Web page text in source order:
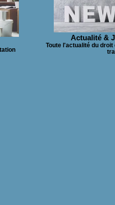
Actualité &
Toute l'actualité du droit